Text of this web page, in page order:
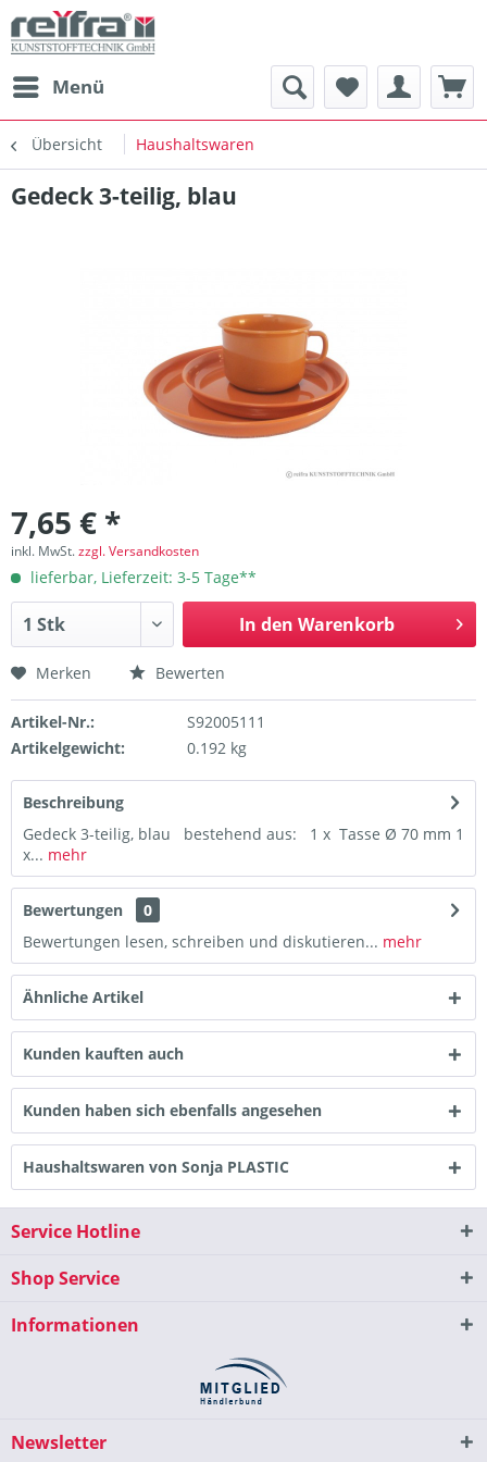
Menü
Übersicht Haushaltswaren
Gedeck 3-teilig, blau
7,65 € *
inkl. MwSt.zzgl. Versandkosten
lieferbar, Lieferzeit: 3-5 Tage**
In den Warenkorb
Merken Bewerten
Artikel-Nr.:
S92005111
Artikelgewicht:
0.192 kg
Beschreibung
Gedeck 3-teilig, blau bestehend aus: 1 x Tasse Ø 70 mm 1
x... mehr
Bewertungen
0
Bewertungen lesen, schreiben und diskutieren... mehr
Ähnliche Artikel
Kunden kauften auch
Kunden haben sich ebenfalls angesehen
Haushaltswaren von Sonja PLASTIC
Service Hotline
Shop Service
Informationen
Newsletter